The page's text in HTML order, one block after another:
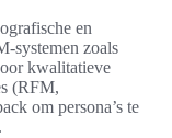
en
systemen zoals
kwalitatieve
(RFM,
om persona’s te